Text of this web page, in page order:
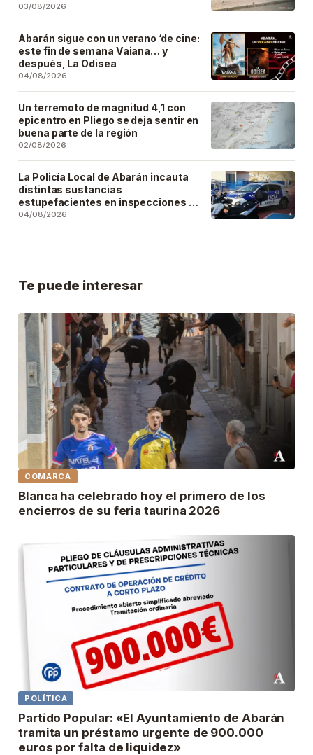
03/08/2026
Abarán sigue con un verano ‘de cine:
este fin de semana Vaiana… y
después, La Odisea
04/08/2026
Un terremoto de magnitud 4,1 con
epicentro en Pliego se deja sentir en
buena parte de la región
02/08/2026
La Policía Local de Abarán incauta
distintas sustancias
estupefacientes en inspecciones a
locales públicos del municipio
04/08/2026
Te puede interesar
COMARCA
Blanca ha celebrado hoy el primero de los
encierros de su feria taurina 2026
POLÍTICA
Partido Popular: «El Ayuntamiento de Abarán
tramita un préstamo urgente de 900.000
euros por falta de liquidez»